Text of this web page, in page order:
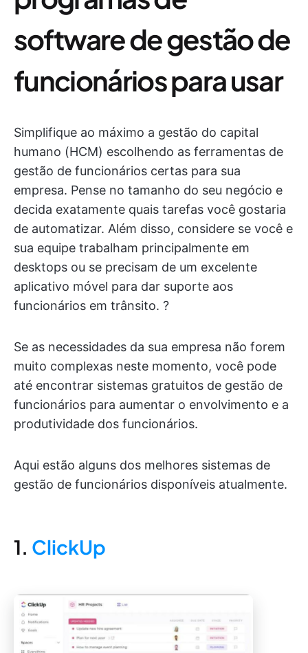
software de gestão de
funcionários para usar
Simplifique ao máximo a gestão do capital
humano (HCM) escolhendo as ferramentas de
gestão de funcionários certas para sua
empresa. Pense no tamanho do seu negócio e
decida exatamente quais tarefas você gostaria
de automatizar. Além disso, considere se você e
sua equipe trabalham principalmente em
desktops ou se precisam de um excelente
aplicativo móvel para dar suporte aos
funcionários em trânsito. ?
Se as necessidades da sua empresa não forem
muito complexas neste momento, você pode
até encontrar sistemas gratuitos de gestão de
funcionários para aumentar o envolvimento e a
produtividade dos funcionários.
Aqui estão alguns dos melhores sistemas de
gestão de funcionários disponíveis atualmente.
1. ClickUp